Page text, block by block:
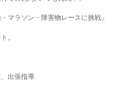
マラソン・障害物レースに挑戦」
。
出張指導